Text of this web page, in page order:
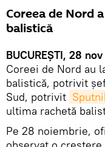
Coreea de Nord
balistică
BUCUREȘTI, 28
Coreei de Nord au
balistică, potrivit
Sud, potrivit
ultima rachetă
Pe 28 noiembrie,